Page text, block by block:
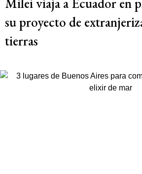
su proyecto de
tierras